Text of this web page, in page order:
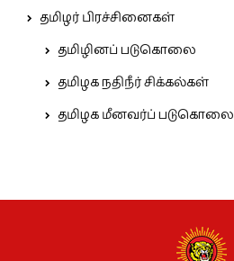
தமிழர் பிரச்சினைகள்
தமிழினப் படுகொலை
தமிழக நதிநீர் சிக்கல்கள்
தமிழக மீனவர்ப் படுகொலை